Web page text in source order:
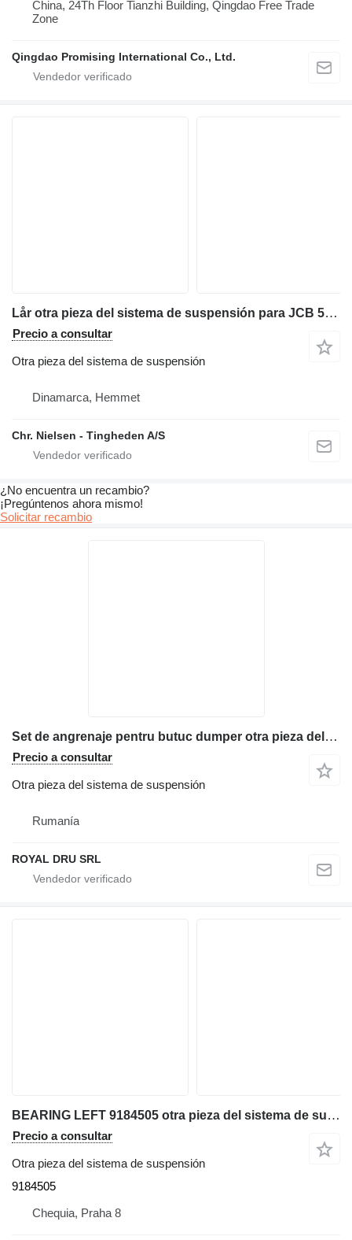
China, 24Th Floor Tianzhi Building, Qingdao Free Trade
Zone
Qingdao Promising International Co., Ltd.
Lår otra pieza del sistema de suspensión para JCB 531-70 cargadora telescópica
Precio a consultar
Otra pieza del sistema de suspensión
Dinamarca, Hemmet
Chr. Nielsen - Tingheden A/S
¿No encuentra un recambio?
¡Pregúntenos ahora mismo!
Solicitar recambio
Set de angrenaje pentru butuc dumper otra pieza del sistema de suspensión para Terex TA 30 volquete articulado
Precio a consultar
Otra pieza del sistema de suspensión
Rumanía
ROYAL DRU SRL
BEARING LEFT 9184505 otra pieza del sistema de suspensión para Liebherr PR744 bulldozer
Precio a consultar
Otra pieza del sistema de suspensión
9184505
Chequia, Praha 8